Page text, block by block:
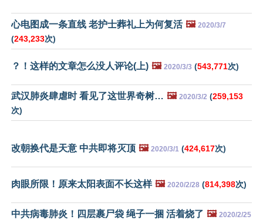
心电图成一条直线 老护士葬礼上为何复活 🖼️ 2020/3/7
(243,233次)
？！这样的文章怎么没人评论(上) 🖼️ 2020/3/3 (543,771次)
武汉肺炎肆虐时 看见了这世界奇树… 🖼️ 2020/3/2 (259,153
次)
改朝换代是天意 中共即将灭顶 🖼️ 2020/3/1 (424,617次)
肉眼所限！原来太阳表面不长这样 🖼️ 2020/2/28 (814,398次)
中共病毒肺炎！四层裹尸袋 绳子一捆 活着烧了 🖼️ 2020/2/25